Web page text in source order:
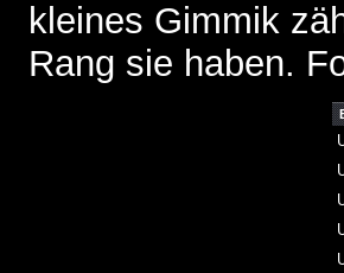
kleines Gimmik
Rang sie haben.